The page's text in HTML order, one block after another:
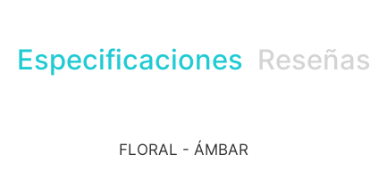
Especificaciones Reseñas
FLORAL - ÁMBAR